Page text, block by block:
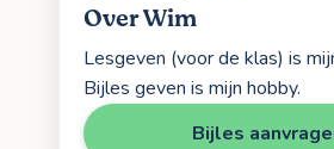
Over Wim
Lesgeven (voor de klas) is
Bijles geven is mijn hobby.
Bijles